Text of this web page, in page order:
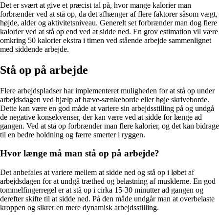
Det er svært at give et præcist tal på, hvor mange kalorier man
forbrænder ved at stå op, da det afhænger af flere faktorer såsom vægt,
højde, alder og aktivitetsniveau. Generelt set forbrænder man dog flere
kalorier ved at stå op end ved at sidde ned. En grov estimation vil være
omkring 50 kalorier ekstra i timen ved stående arbejde sammenlignet
med siddende arbejde.
Stå op på arbejde
Flere arbejdspladser har implementeret muligheden for at stå op under
arbejdsdagen ved hjælp af hæve-sænkeborde eller høje skriveborde.
Dette kan være en god måde at variere sin arbejdsstilling på og undgå
de negative konsekvenser, der kan være ved at sidde for længe ad
gangen. Ved at stå op forbrænder man flere kalorier, og det kan bidrage
til en bedre holdning og færre smerter i ryggen.
Hvor længe må man stå op på arbejde?
Det anbefales at variere mellem at sidde ned og stå op i løbet af
arbejdsdagen for at undgå træthed og belastning af musklerne. En god
tommelfingerregel er at stå op i cirka 15-30 minutter ad gangen og
derefter skifte til at sidde ned. På den måde undgår man at overbelaste
kroppen og sikrer en mere dynamisk arbejdsstilling.